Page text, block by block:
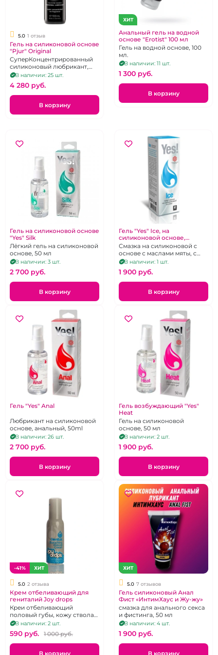
5.0 1 отзыв
Гель на силиконовой основе
"Pjur" Original
СуперКонцентрированный
силиконовый любрикант,
100 мл.
В наличии: 25 шт.
4 280 pуб.
В корзину
ХИТ
Анальный гель на водной
основе "Erotist" 100 мл
Гель на водной основе, 100
мл.
В наличии: 11 шт.
1 300 pуб.
В корзину
Гель на силиконовой основе
"Yes" Silk
Лёгкий гель на силиконовой
основе, 50 мл
В наличии: 3 шт.
2 700 pуб.
В корзину
Гель "Yes" Ice, на
силиконовой основе,
охлаждающий, 50ml
Смазка на силиконовой с
основе с маслами мяты, с
охлаждающим эффектом.
В наличии: 1 шт.
1 900 pуб.
В корзину
Гель "Yes" Anal
Любрикант на силиконовой
основе, анальный, 50ml
В наличии: 26 шт.
2 700 pуб.
В корзину
Гель возбуждающий "Yes"
Heat
Гель на силиконовой
основе, 50 мл
В наличии: 2 шт.
1 900 pуб.
В корзину
-41% ХИТ
5.0 2 отзыва
Крем отбеливающий для
гениталий Joy drops
Креи отбеливающий
половый губы, кожу ствола
члена, анус 100 мл.
В наличии: 2 шт.
590 pуб. 1 000 pуб.
В корзину
ХИТ
5.0 7 отзывов
Гель силиконовый Анал
Фист «ИнтимХаус и Жу-жу»
смазка для анального секса
и фистинга, 50 мл
В наличии: 4 шт.
1 900 pуб.
В корзину